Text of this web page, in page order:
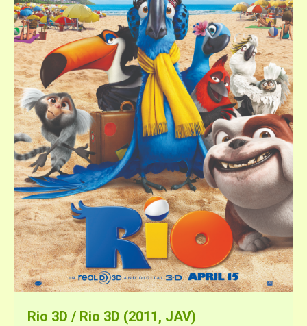
Rio 3D / Rio 3D (2011, JAV)